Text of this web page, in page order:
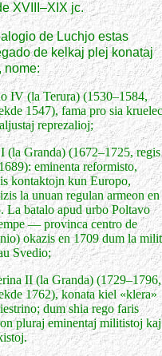
XVIII–XIX jc.
de Luchjo estas
de kelkaj plej konataj
nome:
IV (la Terura) (1530–1584,
1547), fama pro sia
reprezalioj;
(la Granda) (1672–1725, regis
eminenta reformisto,
kontaktojn kun Europo,
la unuan regulan armeon en
La batalo apud urbo Poltavo
— provinca centro de
okazis en 1709 dum la
Svedio;
II (la Granda) (1729–1796,
1762), konata kiel «klera»
dum shia rego faris
pluraj eminentaj militistoj kaj